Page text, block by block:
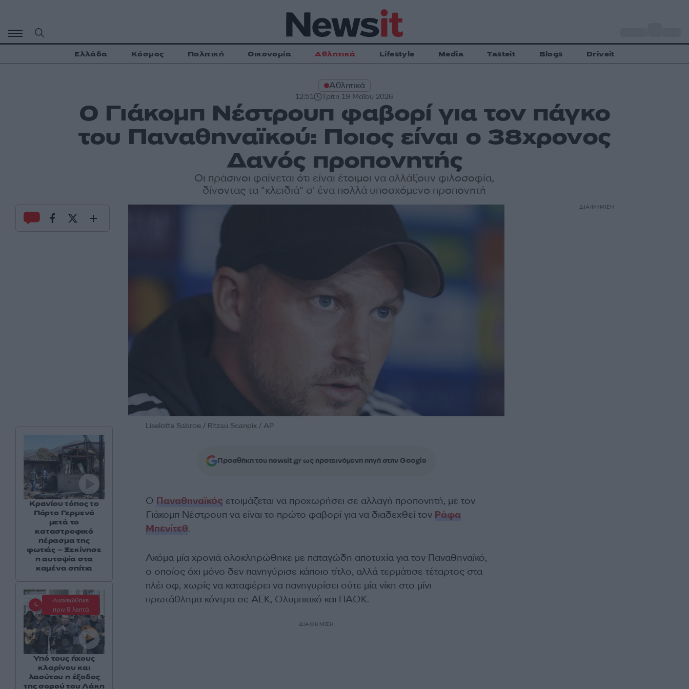
περιεχόμενο
Ελλάδα Κόσμος Πολιτική Οικονομία Αθλητικά Lifestyle Media Tasteit Blogs Driveit
Αθλητικά
12:51 Τρίτη 19 Μαΐου 2026
Ο Γιάκομπ Νέστρουπ φαβορί για τον πάγκο
του Παναθηναϊκού: Ποιος είναι ο 38χρονος
Δανός προπονητής
Οι πράσινοι φαίνεται ότι είναι έτοιμοι να αλλάξουν φιλοσοφία,
δίνοντας τα "κλειδιά" σ' ένα πολλά υποσχόμενο προπονητή
Liselotte Sabroe / Ritzau Scanpix / AP
Προσθήκη του newsit.gr ως προτεινόμενη πηγή στην Google
Ο Παναθηναϊκός ετοιμάζεται να προχωρήσει σε αλλαγή προπονητή, με τον
Γιάκομπ Νέστρουπ να είναι το πρώτο φαβορί για να διαδεχθεί τον Ράφα
Μπενίτεθ.
Ακόμα μία χρονιά ολοκληρώθηκε με παταγώδη αποτυχία για τον Παναθηναϊκό,
ο οποίος όχι μόνο δεν πανηγύρισε κάποιο τίτλο, αλλά τερμάτισε τέταρτος στα
πλέι οφ, χωρίς να καταφέρει να πανηγυρίσει ούτε μία νίκη στο μίνι
πρωτάθλημα κόντρα σε ΑΕΚ, Ολυμπιακό και ΠΑΟΚ.
ΔΙΑΦΗΜΙΣΗ
Κρανίου τόπος το
Πόρτο Γερμενό
μετά το
καταστροφικό
πέρασμα της
φωτιάς – Ξεκίνησε
η αυτοψία στα
καμένα σπίτια
Ανανεώθηκε
πριν 9 λεπτά
Υπό τους ήχους
κλαρίνου και
λαούτου η έξοδος
της σορού του Λάκη
ΔΙΑΦΗΜΙΣΗ